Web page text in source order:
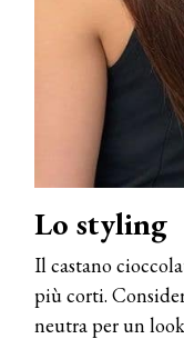
Lo styling
Il castano
più corti.
neutra per un